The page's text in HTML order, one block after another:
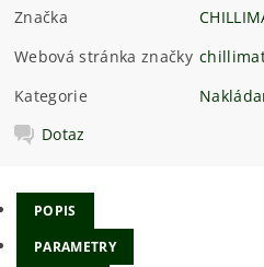
Značka
Webová stránka značky
Kategorie
Dotaz
POPIS
PARAMETRY